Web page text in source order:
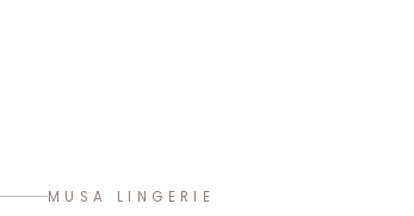
MUSA LINGERIE